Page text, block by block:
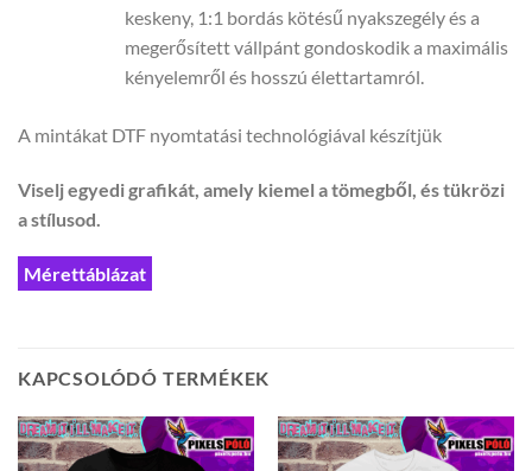
keskeny, 1:1 bordás kötésű nyakszegély és a
megerősített vállpánt gondoskodik a maximális
kényelemről és hosszú élettartamról.
A mintákat DTF nyomtatási technológiával készítjük
Viselj egyedi grafikát, amely kiemel a tömegből, és tükrözi
a stílusod.
Mérettáblázat
KAPCSOLÓDÓ TERMÉKEK